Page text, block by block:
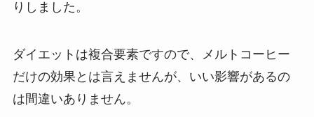
りしました。
ダイエットは複合要素ですので、メルトコーヒー
だけの効果とは言えませんが、いい影響があるの
は間違いありません。